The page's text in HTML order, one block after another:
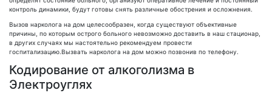
контроль динамики, будут готовы снять различные обострения и осложнения.
Вызов нарколога на дом целесообразен, когда существуют объективные
причины, по которым острого больного невозможно доставить в наш стационар,
в других случаях мы настоятельно рекомендуем провести
госпитализацию.Вызвать нарколога на дом можно позвонив по телефону.
Кодирование от алкоголизма в
Электроуглях